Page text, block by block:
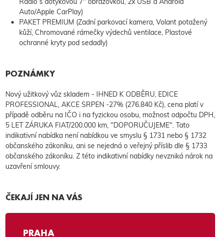
Auto/Apple CarPlay)
PAKET PREMIUM (Zadní parkovací kamera, Volant potažený
kůží, Chromované rámečky výdechů ventilace, Plastové
ochranné kryty pod sedadly)
POZNÁMKY
Nový užitkový vůz skladem - IHNED K ODBĚRU, EDICE
PROFESSIONAL, AKCE SRPEN -27% (276.840 Kč), cena platí v
případě odběru na IČO i na fyzickou osobu, možnost odpočtu DPH,
5 LET ZÁRUKA FIAT/200.000 km, "DOPORUČUJEME". Tato
indikativní nabídka není nabídkou ve smyslu § 1731 nebo § 1732
občanského zákoníku, ani se nejedná o veřejný příslib dle § 1733
občanského zákoníku. Z této indikativní nabídky nevzniká nárok na
uzavření smlouvy.
ČEKAJÍ JEN NA VÁS
PRAHA